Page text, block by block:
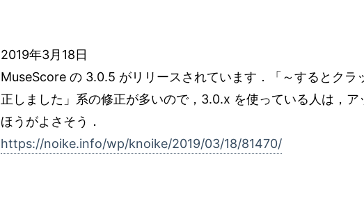
2019年3月18日
MuseScore の 3.0.5 がリリースされています．「～するとクラ
正しました」系の修正が多いので，3.0.x を使っている人は，ア
ほうがよさそう．
https://noike.info/wp/knoike/2019/03/18/81470/